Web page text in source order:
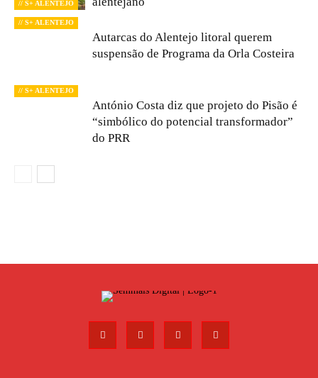
// S+ ALENTEJO
// S+ ALENTEJO
Autarcas do Alentejo litoral querem
suspensão de Programa da Orla Costeira
// S+ ALENTEJO
António Costa diz que projeto do Pisão é
“simbólico do potencial transformador”
do PRR